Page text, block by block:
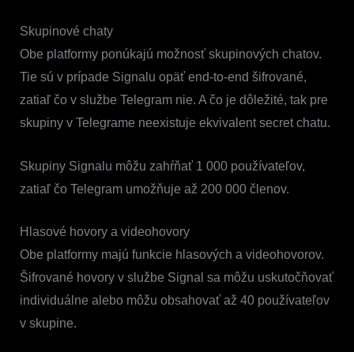
Skupinové chaty
Obe platformy ponúkajú možnosť skupinových chatov.
Tie sú v prípade Signalu opäť end-to-end šifrované,
zatiaľ čo v službe Telegram nie. A čo je dôležité, tak pre
skupiny v Telegrame neexistuje ekvivalent secret chatu.
Skupiny Signalu môžu zahŕňať 1 000 používateľov,
zatiaľ čo Telegram umožňuje až 200 000 členov.
Hlasové hovory a videohovory
Obe platformy majú funkcie hlasových a videohovorov.
Šifrované hovory v službe Signal sa môžu uskutočňovať
individuálne alebo môžu obsahovať až 40 používateľov
v skupine.